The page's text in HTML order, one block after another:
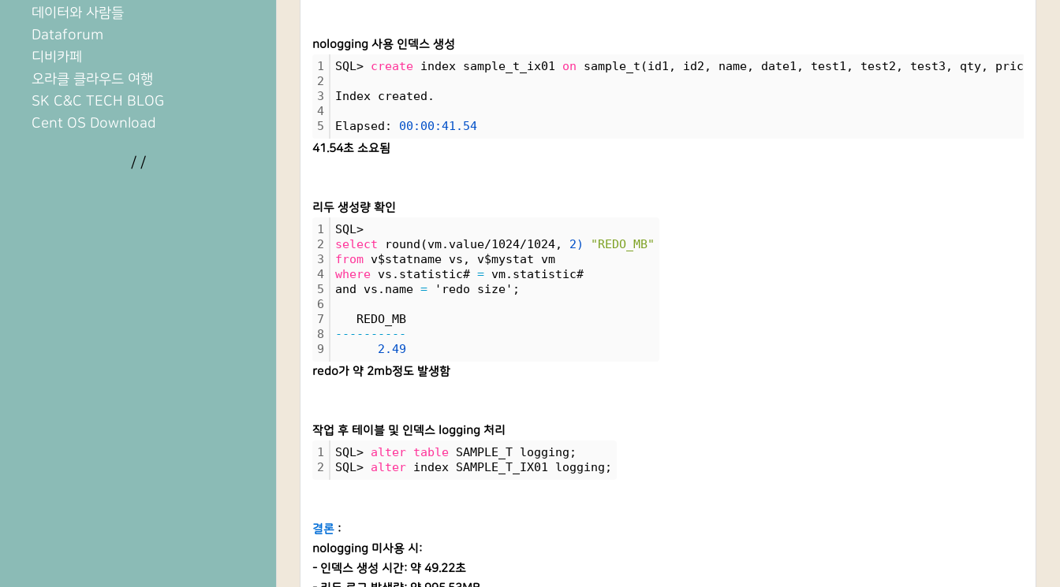
데이터와 사람들
Dataforum
디비카페
오라클 클라우드 여행
SK C&C TECH BLOG
Cent OS Download
/ /
nologging 사용 인덱스 생성
1
2
3
4
5
SQL> create index sample_t_ix01 on sample_t(id1, id2, name, date1, test1, test2, test3, qty, price,
Index created.
Elapsed: 00:00:41.54
41.54초 소요됨
리두 생성량 확인
1
2
3
4
5
6
7
8
9
SQL>
select round(vm.value/1024/1024, 2)
"REDO_MB"
from v$statname vs, v$mystat vm
where vs.statistic# = vm.statistic#
and vs.name = 'redo size';
REDO_MB
----------
2.49
redo가 약 2mb정도 발생함
작업 후 테이블 및 인덱스 logging 처리
1
2
SQL> alter table SAMPLE_T logging;
SQL> alter index SAMPLE_T_IX01 logging;
결론 :
nologging 미사용 시:
- 인덱스 생성 시간: 약 49.22초